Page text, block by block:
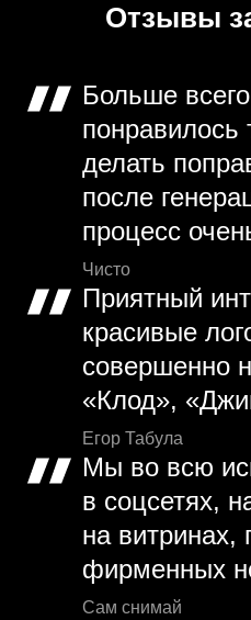
Отзывы
Больше
понравилось
делать
после
процесс
Чисто
Приятный
красивые
совершенно
«Клод»,
Егор Табула
Мы во всю
в соцсетях,
на витринах,
фирменных
Сам снимай